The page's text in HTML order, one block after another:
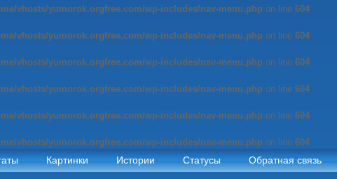
vhosts/yumorok.orgfree.com/wp-includes/nav-menu.php on line 604
vhosts/yumorok.orgfree.com/wp-includes/nav-menu.php on line 604
vhosts/yumorok.orgfree.com/wp-includes/nav-menu.php on line 604
vhosts/yumorok.orgfree.com/wp-includes/nav-menu.php on line 604
vhosts/yumorok.orgfree.com/wp-includes/nav-menu.php on line 604
vhosts/yumorok.orgfree.com/wp-includes/nav-menu.php on line 604
Картинки Истории Статусы Обратная связь